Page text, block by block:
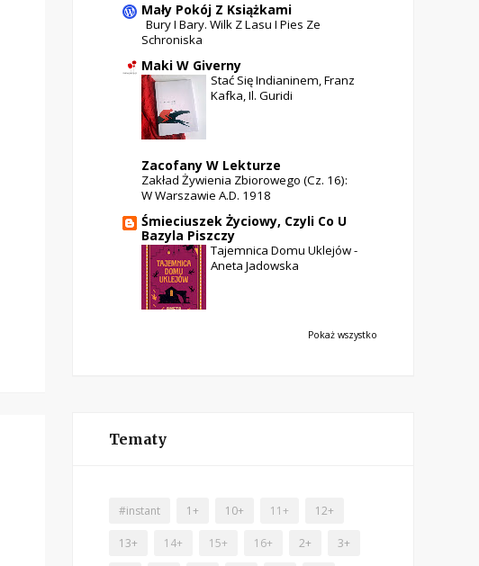
Mały Pokój Z Książkami
Bury I Bary. Wilk Z Lasu I Pies Ze
Schroniska
Maki W Giverny
Stać Się Indianinem, Franz
Kafka, Il. Guridi
Zacofany W Lekturze
Zakład Żywienia Zbiorowego (cz. 16):
W Warszawie A.D. 1918
Śmieciuszek Życiowy, Czyli Co U
Bazyla Piszczy
Tajemnica Domu Uklejów -
Aneta Jadowska
Pokaż wszystko
Tematy
#instant 1+ 10+ 11+ 12+
13+ 14+ 15+ 16+ 2+ 3+